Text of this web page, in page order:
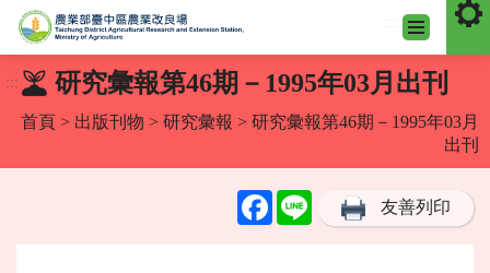
到
::: 研究彙報第46期－1995年03月出刊
首頁 > 出版刊物 > 研究彙報 > 研究彙報第46期－1995年03月
出刊
FacebookLine 友善列印